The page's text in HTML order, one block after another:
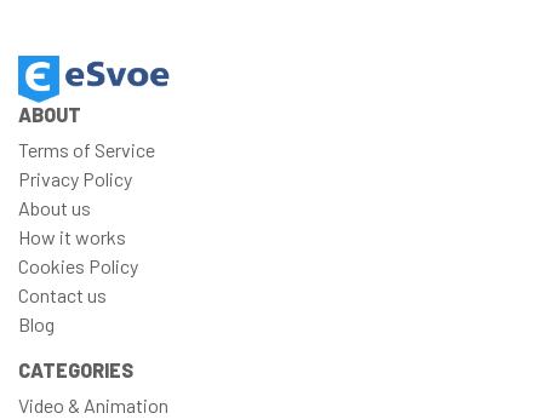
ABOUT
Terms of Service
Privacy Policy
About us
How it works
Cookies Policy
Contact us
Blog
CATEGORIES
Video & Animation